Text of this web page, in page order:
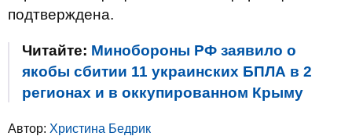
подтверждена.
Читайте: Минобороны РФ заявило о
якобы сбитии 11 украинских БПЛА в 2
регионах и в оккупированном Крыму
Автор: Христина Бедрик